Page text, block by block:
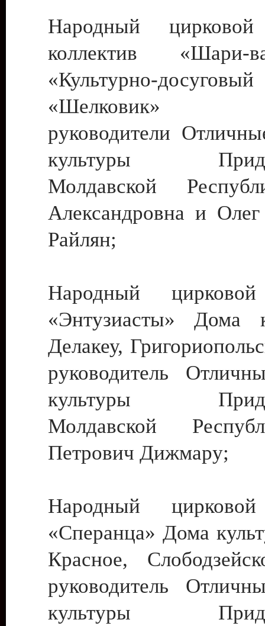
Народный цирковой
коллектив
«Культурно-
«Шелковик»
руководители
культуры
Молдавской
Александровна и
Райлян;
Народный цирковой
«Энтузиасты» Дома
Делакеу,
руководитель
культуры
Молдавской
Петрович Дижмару;
Народный цирковой
«Сперанца» Дома
Красное,
руководитель
культуры